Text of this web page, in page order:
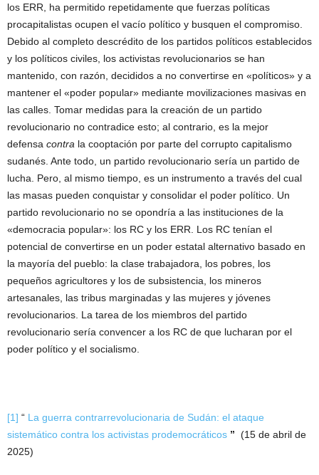
los ERR, ha permitido repetidamente que fuerzas políticas
procapitalistas ocupen el vacío político y busquen el compromiso.
Debido al completo descrédito de los partidos políticos establecidos
y los políticos civiles, los activistas revolucionarios se han
mantenido, con razón, decididos a no convertirse en «políticos» y a
mantener el «poder popular» mediante movilizaciones masivas en
las calles. Tomar medidas para la creación de un partido
revolucionario no contradice esto; al contrario, es la mejor
defensa contra la cooptación por parte del corrupto capitalismo
sudanés. Ante todo, un partido revolucionario sería un partido de
lucha. Pero, al mismo tiempo, es un instrumento a través del cual
las masas pueden conquistar y consolidar el poder político. Un
partido revolucionario no se opondría a las instituciones de la
«democracia popular»: los RC y los ERR. Los RC tenían el
potencial de convertirse en un poder estatal alternativo basado en
la mayoría del pueblo: la clase trabajadora, los pobres, los
pequeños agricultores y los de subsistencia, los mineros
artesanales, las tribus marginadas y las mujeres y jóvenes
revolucionarios. La tarea de los miembros del partido
revolucionario sería convencer a los RC de que lucharan por el
poder político y el socialismo.
[1] “ La guerra contrarrevolucionaria de Sudán: el ataque
sistemático contra los activistas prodemocráticos ” (15 de abril de
2025)